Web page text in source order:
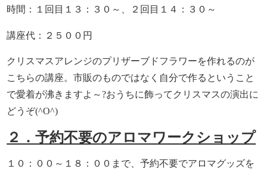
時間：１回目１３：３０～、２回目１４：３０～
講座代：２５００円
クリスマスアレンジのプリザーブドフラワーを作れるのが
こちらの講座。市販のものではなく自分で作るということ
で愛着が沸きますよ～?おうちに飾ってクリスマスの演出に
どうぞ(^O^)
２．予約不要のアロマワークショップ
１０：００～１８：００まで、予約不要でアロマグッズを